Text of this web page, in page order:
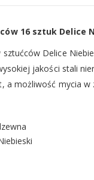
16 sztuk Delice
sztućców Delice
jakości stali
a możliwość mycia